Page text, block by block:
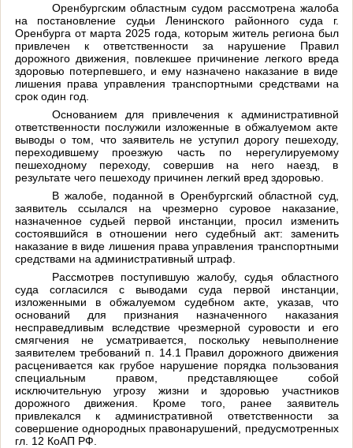
Оренбургским областным судом рассмотрена жалоба
на постановление судьи Ленинского районного суда г.
Оренбурга от марта 2025 года, которым житель региона был
привлечен к ответственности за нарушение Правил
дорожного движения, повлекшее причинение легкого вреда
здоровью потерпевшего, и ему назначено наказание в виде
лишения права управления транспортными средствами на
срок один год.
Основанием для привлечения к административной
ответственности послужили изложенные в обжалуемом акте
выводы о том, что заявитель не уступил дорогу пешеходу,
переходившему проезжую часть по нерегулируемому
пешеходному переходу, совершив на него наезд, в
результате чего пешеходу причинен легкий вред здоровью.
В жалобе, поданной в Оренбургский областной суд,
заявитель ссылался на чрезмерно суровое наказание,
назначенное судьей первой инстанции, просил изменить
состоявшийся в отношении него судебный акт: заменить
наказание в виде лишения права управления транспортными
средствами на административный штраф.
Рассмотрев поступившую жалобу, судья областного
суда согласился с выводами суда первой инстанции,
изложенными в обжалуемом судебном акте, указав, что
оснований для признания назначенного наказания
несправедливым вследствие чрезмерной суровости и его
смягчения не усматривается, поскольку невыполнение
заявителем требований п. 14.1 Правил дорожного движения
расценивается как грубое нарушение порядка пользования
специальным правом, представляющее собой
исключительную угрозу жизни и здоровью участников
дорожного движения. Кроме того, ранее заявитель
привлекался к административной ответственности за
совершение однородных правонарушений, предусмотренных
гл. 12 КоАП РФ.